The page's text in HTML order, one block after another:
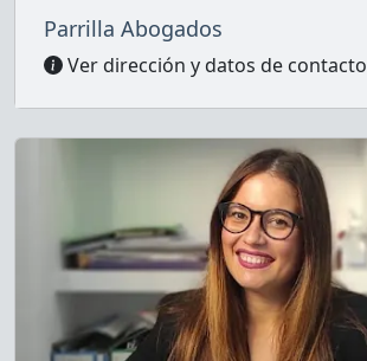
Parrilla Abogados
Ver dirección y datos de contacto